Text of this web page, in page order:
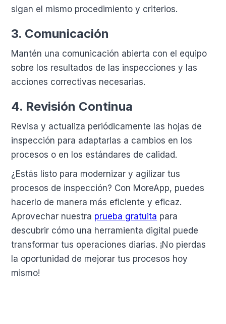
sigan el mismo procedimiento y criterios.
3. Comunicación
Mantén una comunicación abierta con el equipo
sobre los resultados de las inspecciones y las
acciones correctivas necesarias.
4. Revisión Continua
Revisa y actualiza periódicamente las hojas de
inspección para adaptarlas a cambios en los
procesos o en los estándares de calidad.
¿Estás listo para modernizar y agilizar tus
procesos de inspección? Con MoreApp, puedes
hacerlo de manera más eficiente y eficaz.
Aprovechar nuestra prueba gratuita para
descubrir cómo una herramienta digital puede
transformar tus operaciones diarias. ¡No pierdas
la oportunidad de mejorar tus procesos hoy
mismo!